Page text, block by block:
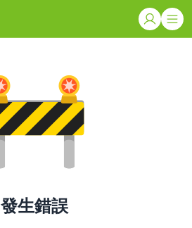
發生錯誤